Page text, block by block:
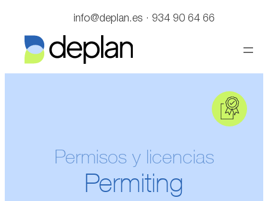
contenido
info@deplan.es · 934 90 64 66
Permisos y licencias
Permiting